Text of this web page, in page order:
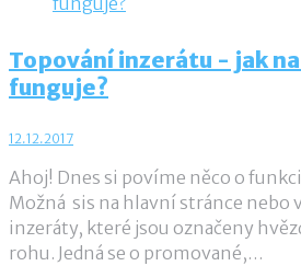
Topování inzerátu - jak
funguje?
12.12.2017
Ahoj! Dnes si povíme něco o
Možná sis na hlavní stránce nebo
inzeráty, které jsou označeny
rohu. Jedná se o promované,…